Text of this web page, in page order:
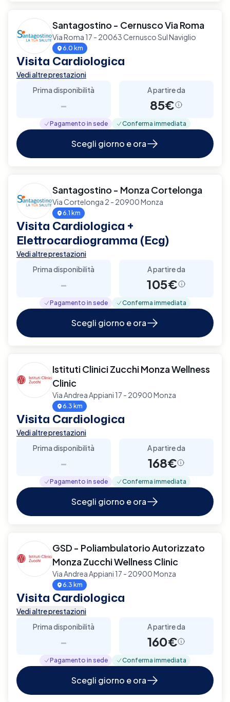
Santagostino - Cernusco Via Roma
Via Roma 17 - 20063 Cernusco Sul Naviglio
6.0 km
Visita Cardiologica
Vedi altre prestazioni
Prima disponibilità
-
A partire da
85€
Pagamento in sede Conferma immediata
Scegli giorno e ora
Santagostino - Monza Cortelonga
Via Cortelonga 2 - 20900 Monza
6.1 km
Visita Cardiologica +
Elettrocardiogramma (Ecg)
Vedi altre prestazioni
Prima disponibilità
-
A partire da
105€
Pagamento in sede Conferma immediata
Scegli giorno e ora
Istituti Clinici Zucchi Monza Wellness
Clinic
Via Andrea Appiani 17 - 20900 Monza
6.3 km
Visita Cardiologica
Vedi altre prestazioni
Prima disponibilità
-
A partire da
168€
Pagamento in sede Conferma immediata
Scegli giorno e ora
GSD - Poliambulatorio Autorizzato
Monza Zucchi Wellness Clinic
Via Andrea Appiani 17 - 20900 Monza
6.3 km
Visita Cardiologica
Vedi altre prestazioni
Prima disponibilità
-
A partire da
160€
Pagamento in sede Conferma immediata
Scegli giorno e ora